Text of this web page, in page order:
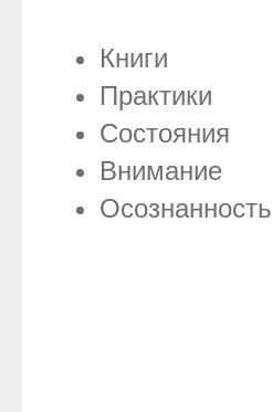
Книги
Практики
Состояния
Внимание
Осознанность